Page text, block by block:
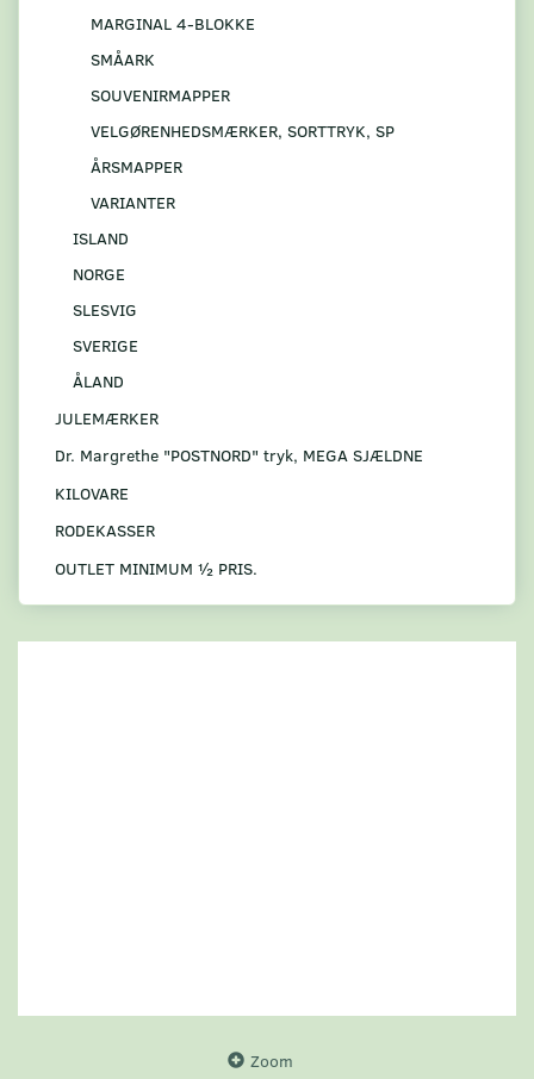
MARGINAL 4-BLOKKE
SMÅARK
SOUVENIRMAPPER
VELGØRENHEDSMÆRKER, SORTTRYK, SP
ÅRSMAPPER
VARIANTER
ISLAND
NORGE
SLESVIG
SVERIGE
ÅLAND
JULEMÆRKER
Dr. Margrethe "POSTNORD" tryk, MEGA SJÆLDNE
KILOVARE
RODEKASSER
OUTLET MINIMUM ½ PRIS.
Zoom